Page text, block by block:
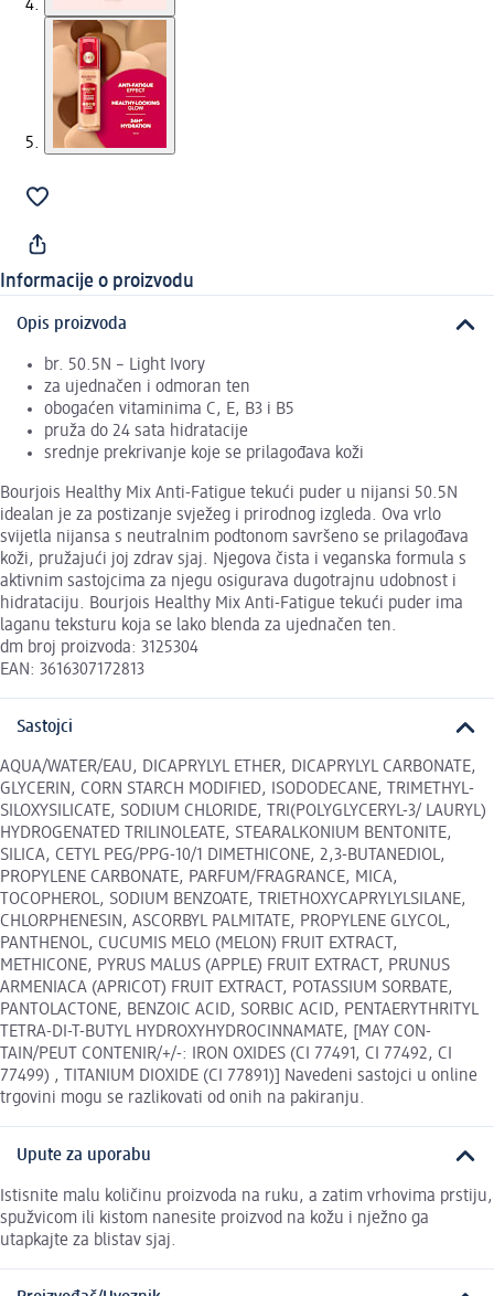
Informacije o proizvodu
Opis proizvoda
br. 50.5N – Light Ivory
za ujednačen i odmoran ten
obogaćen vitaminima C, E, B3 i B5
pruža do 24 sata hidratacije
srednje prekrivanje koje se prilagođava koži
Bourjois Healthy Mix Anti-Fatigue tekući puder u nijansi 50.5N
idealan je za postizanje svježeg i prirodnog izgleda. Ova vrlo
svijetla nijansa s neutralnim podtonom savršeno se prilagođava
koži, pružajući joj zdrav sjaj. Njegova čista i veganska formula s
aktivnim sastojcima za njegu osigurava dugotrajnu udobnost i
hidrataciju. Bourjois Healthy Mix Anti-Fatigue tekući puder ima
laganu teksturu koja se lako blenda za ujednačen ten.
dm broj proizvoda: 3125304
EAN: 3616307172813
Sastojci
AQUA/WATER/EAU, DICAPRYLYL ETHER, DICAPRYLYL CARBONATE,
GLYCERIN, CORN STARCH MODIFIED, ISODODECANE, TRIMETHYL­
SILOXYSILICATE, SODIUM CHLORIDE, TRI(POLYGLYCERYL-3/ LAURYL)
HYDROGENATED TRILINOLEATE, STEARALKONIUM BEN­TONITE,
SILICA, CETYL PEG/PPG-10/1 DIMETHICONE, 2,3-BU­TANEDIOL,
PROPYLENE CARBONATE, PARFUM/FRAGRANCE, MICA,
TOCOPHEROL, SODIUM BENZOATE, TRIETHOXYCAPRYLYL­SILANE,
CHLORPHENESIN, ASCORBYL PALMITATE, PROPYLENE GLYCOL,
PANTHENOL, CUCUMIS MELO (MELON) FRUIT EXTRACT,
METHICONE, PYRUS MALUS (APPLE) FRUIT EXTRACT, PRUNUS
ARMENIACA (APRICOT) FRUIT EXTRACT, POTASSIUM SORBATE,
PANTOLACTONE, BENZOIC ACID, SORBIC ACID, PENTAERYTHRI­TYL
TETRA-DI-T-BUTYL HYDROXYHYDROCINNAMATE, [MAY CON­
TAIN/PEUT CONTENIR/+/-: IRON OXIDES (CI 77491, CI 77492, CI
77499) , TITANIUM DIOXIDE (CI 77891)] Navedeni sastojci u online
trgovini mogu se razlikovati od onih na pakiranju.
Upute za uporabu
Istisnite malu količinu proizvoda na ruku, a zatim vrhovima prstiju,
spužvicom ili kistom nanesite proizvod na kožu i nježno ga
utapkajte za blistav sjaj.